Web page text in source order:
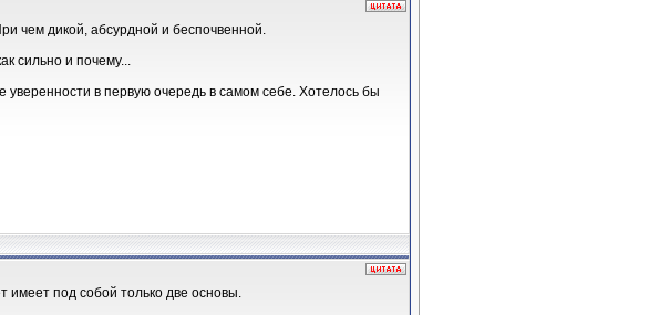
чем дикой, абсурдной и беспочвенной.
сильно и почему...
в первую очередь в самом себе. Хотелось бы
имеет под собой только две основы.